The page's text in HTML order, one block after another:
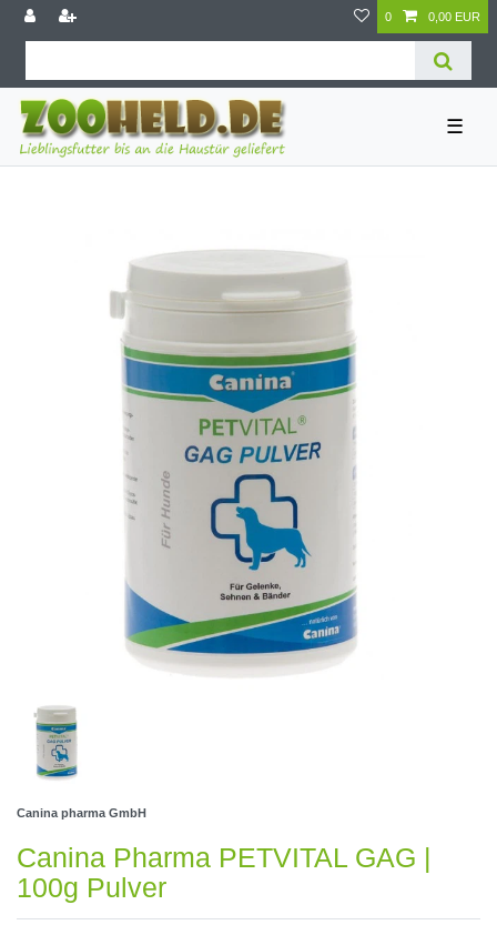
0 0,00 EUR
☰
Canina pharma GmbH
Canina Pharma PETVITAL GAG |
100g Pulver